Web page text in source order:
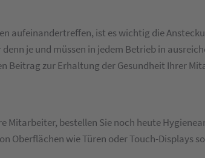
aufeinandertreffen, ist es wichtig die
je und müssen in jedem Betrieb in
Beitrag zur Erhaltung der Gesundheit Ihrer
Mitarbeiter, bestellen Sie noch heute
Oberflächen wie Türen oder Touch-Displays